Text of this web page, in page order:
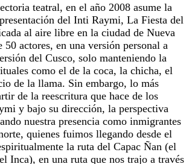
teatral, en el año 2008 asume la
del Inti Raymi, La Fiesta del
al aire libre en la ciudad de Nueva
50 actores, en una versión personal a
del Cusco, solo manteniendo la
como el de la coca, la chicha, el
de la llama. Sin embargo, lo más
de la reescritura que hace de los
y bajo su dirección, la perspectiva
nuestra presencia como inmigrantes
quienes fuimos llegando desde el
la ruta del Capac Ñan (el
Inca), en una ruta que nos trajo a través